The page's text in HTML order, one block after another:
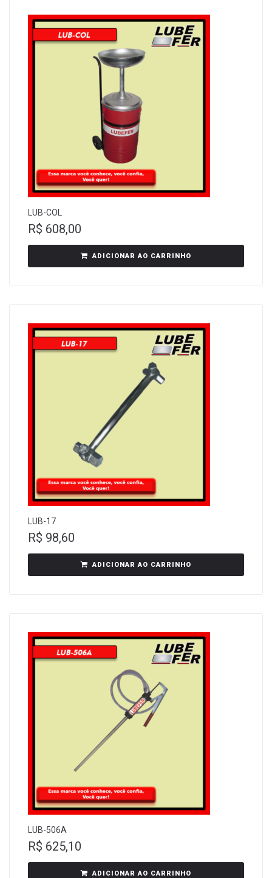
LUB-COL
R$ 608,00
ADICIONAR AO CARRINHO
LUB-17
R$ 98,60
ADICIONAR AO CARRINHO
LUB-506A
R$ 625,10
ADICIONAR AO CARRINHO